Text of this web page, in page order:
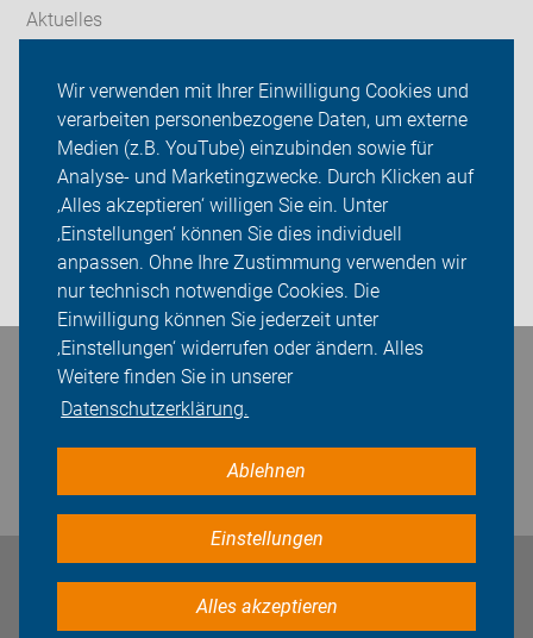
Wir verwenden mit Ihrer Einwilligung Cookies und
verarbeiten personenbezogene Daten, um externe
Medien (z.B. YouTube) einzubinden sowie für
Analyse- und Marketingzwecke. Durch Klicken auf
‚Alles akzeptieren‘ willigen Sie ein. Unter
‚Einstellungen‘ können Sie dies individuell
anpassen. Ohne Ihre Zustimmung verwenden wir
nur technisch notwendige Cookies. Die
Einwilligung können Sie jederzeit unter
‚Einstellungen‘ widerrufen oder ändern. Alles
Weitere finden Sie in unserer
Datenschutzerklärung.
Ablehnen
Einstellungen
Alles akzeptieren
Aktuelles
Radtouren
ADFC Vechta
Sei dabei
Login
Bleiben Sie in Kontakt